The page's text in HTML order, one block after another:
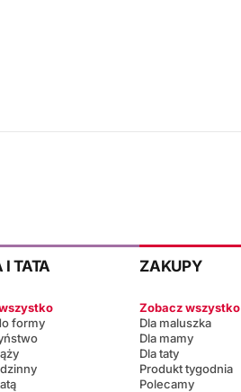
TATA
formy
ZAKUPY
Zobacz wszystko
Dla maluszka
Dla mamy
Dla taty
Produkt tygodnia
Polecamy